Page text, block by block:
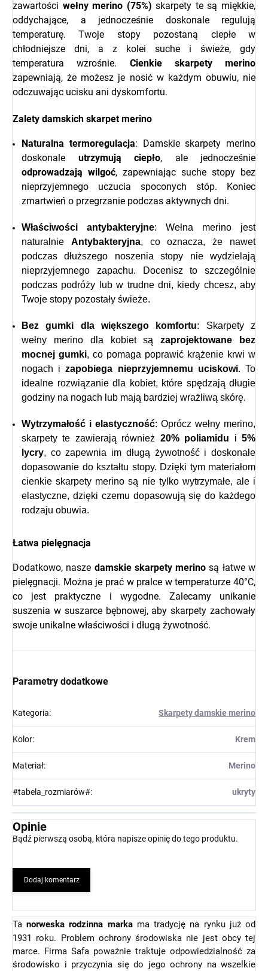
zawartości wełny merino (75%) skarpety te są miękkie,
oddychające, a jednocześnie doskonale regulują
temperaturę. Twoje stopy pozostaną ciepłe w
chłodniejsze dni, a z kolei suche i świeże, gdy
temperatura wzrośnie. Cienkie skarpety merino
zapewniają, że możesz je nosić w każdym obuwiu, nie
odczuwając ucisku ani dyskomfortu.
Zalety damskich skarpet merino
Naturalna termoregulacja: Damskie skarpety merino
doskonale utrzymują ciepło, ale jednocześnie
odprowadzają wilgoć, zapewniając suche stopy bez
nieprzyjemnego uczucia spoconych stóp. Koniec
zmartwień o przegrzanie podczas aktywnych dni.
Właściwości antybakteryjne: Wełna merino jest
naturalnie Antybakteryjna, co oznacza, że nawet
podczas dłuższego noszenia stopy nie wydzielają
nieprzyjemnego zapachu. Docenisz to szczególnie
podczas podróży lub w trudne dni, kiedy chcesz, aby
Twoje stopy pozostały świeże.
Bez gumki dla większego komfortu: Skarpety z
wełny merino dla kobiet sązaprojektowane bez
mocnej gumki, co pomaga poprawić krążenie krwi w
nogach izapobiega nieprzyjemnemu uciskowi. To
idealne rozwiązanie dla kobiet, które spędzają długie
godziny na nogach lub mają bardziej wrażliwą skórę.
Wytrzymałość i elastyczność: Oprócz wełny merino,
skarpety te zawierają również 20% poliamidu i5%
lycry, co zapewnia im długą żywotność i doskonałe
dopasowanie do kształtu stopy. Dzięki tym materiałom
cienkie skarpety merino są nie tylko wytrzymałe, ale i
elastyczne, dzięki czemu dopasowują się do każdego
rodzaju obuwia.
Łatwa pielęgnacja
Dodatkowo, nasze damskie skarpety merino są łatwe w
pielęgnacji. Można je prać w pralce w temperaturze 40°C,
co jest praktyczne i wygodne. Zalecamy unikanie
suszenia w suszarce bębnowej, aby skarpety zachowały
swoje unikalne właściwości i długą żywotność.
Parametry dodatkowe
Kategoria: Skarpety damskie merino
Kolor: Krem
Materiał: Merino
#tabela_rozmiarów#: ukryty
Opinie
Bądź pierwszą osobą, która napisze opinię do tego produktu.
Dodaj komentarz
Tanorweska rodzinna markama tradycję na rynku już od
1931 roku. Problem ochrony środowiska nie jest obcy tej
marce. Firma Safa poważnie traktuje odpowiedzialność za
środowisko i przyczynia się do jego ochrony na wszelkie